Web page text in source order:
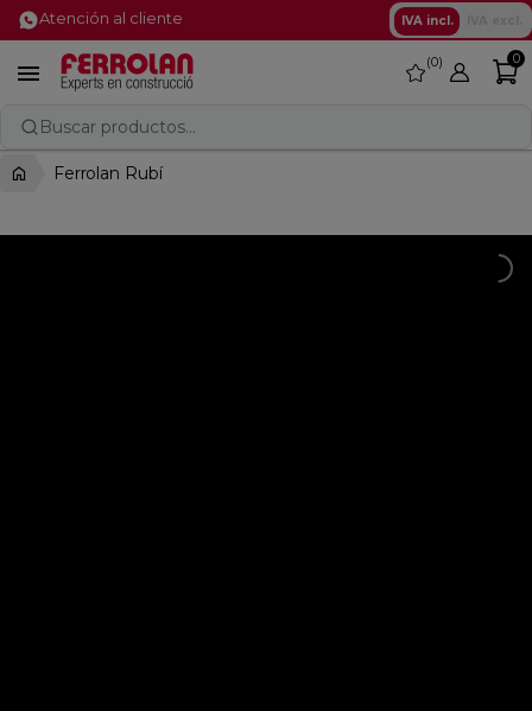
Atención al cliente IVA incl.
 favorite
0 0
Buscar productos...
Ferrolan Rubí